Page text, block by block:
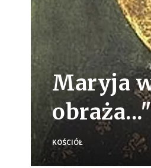
Maryja
obraża..."
KOŚCIÓŁ